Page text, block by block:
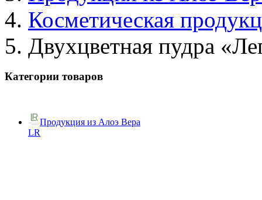
Косметическая
Двухцветная пудра
Категории товаров
Продукция из Алоэ Вера
LR